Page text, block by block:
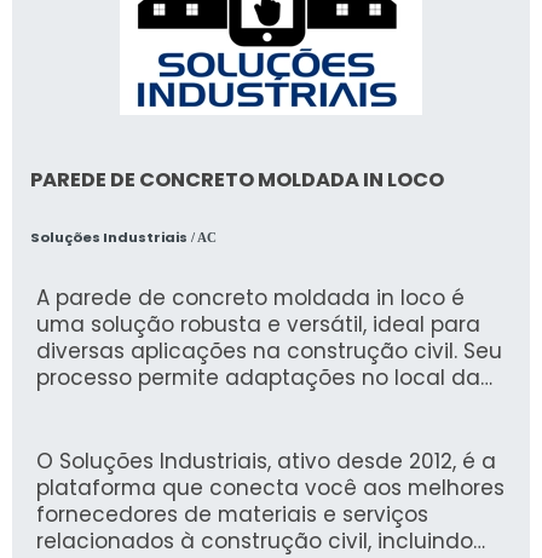
PAREDE DE CONCRETO MOLDADA IN LOCO
Soluções Industriais / AC
A parede de concreto moldada in loco é
uma solução robusta e versátil, ideal para
diversas aplicações na construção civil. Seu
processo permite adaptações no local da
seguras e de qualidade.
O Soluções Industriais, ativo desde 2012, é a
plataforma que conecta você aos melhores
fornecedores de materiais e serviços
relacionados à construção civil, incluindo